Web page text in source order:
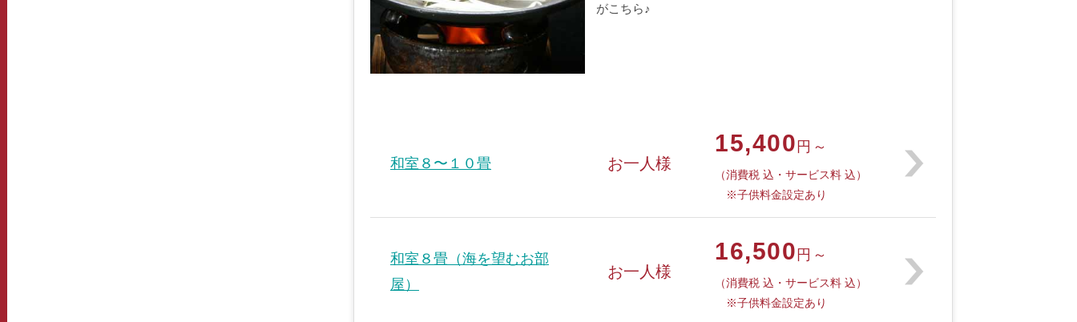
がこちら♪
和室８〜１０畳 お一人様
15,400 円～
（消費税 込・サービス料 込）
※子供料金設定あり
和室８畳（海を望むお部
屋）
お一人様
16,500 円～
（消費税 込・サービス料 込）
※子供料金設定あり